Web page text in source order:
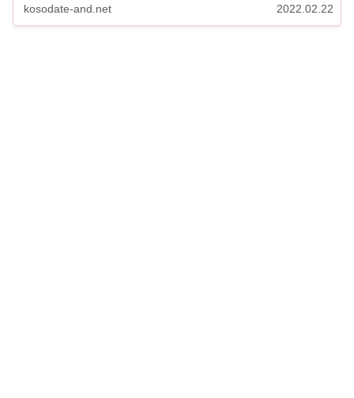
kosodate-and.net 2022.02.22